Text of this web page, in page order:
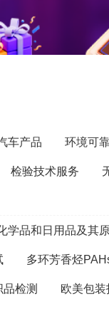
车产品 环境可
检验技术服务
学品和日用品及其
多环芳香烃
品检测 欧美包